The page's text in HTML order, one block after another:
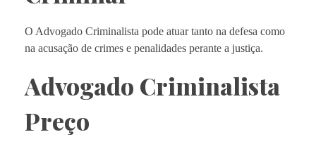
O Advogado Criminalista pode atuar tanto na defesa como
na acusação de crimes e penalidades perante a justiça.
Advogado Criminalista
Preço